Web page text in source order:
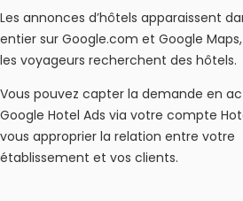
Les annonces d’hôtels apparaissent
entier sur Google.com et Google
les voyageurs recherchent des hôtels.
Vous pouvez capter la demande en
Google Hotel Ads via votre compte
vous approprier la relation entre votre
établissement et vos clients.